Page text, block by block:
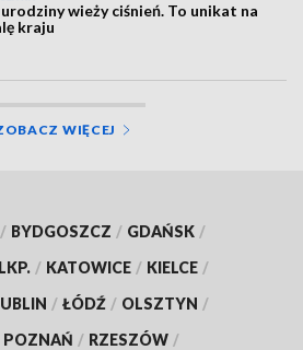
urodziny wieży ciśnień. To unikat na
kraju
WIĘCEJ
/ BYDGOSZCZ / GDAŃSK /
/ KATOWICE / KIELCE /
/ ŁÓDŹ / OLSZTYN /
POZNAŃ / RZESZÓW /